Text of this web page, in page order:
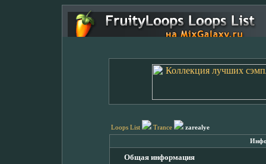
Loops List Trance zarealye
Общая информация